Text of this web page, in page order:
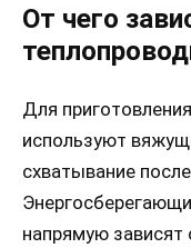
От чего
Для
используют
схватывание
напрямую зависят